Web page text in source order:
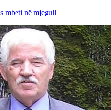
mbeti në mjegull